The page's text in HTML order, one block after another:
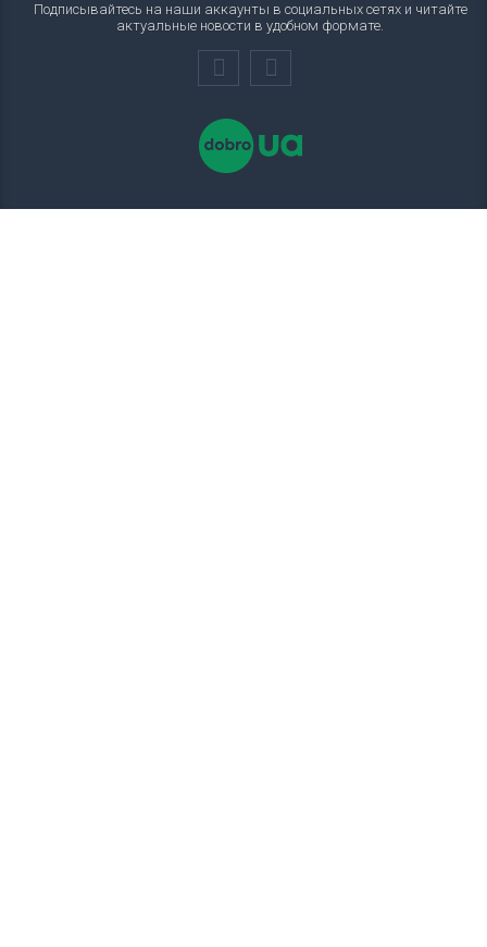
Подписывайтесь на наши аккаунты в социальных сетях и читайте
актуальные новости в удобном формате.